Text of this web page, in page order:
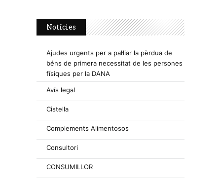
Notícies
Ajudes urgents per a pal·liar la pèrdua de
béns de primera necessitat de les persones
físiques per la DANA
Avís legal
Cistella
Complements Alimentosos
Consultori
CONSUMILLOR